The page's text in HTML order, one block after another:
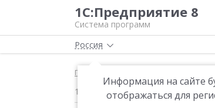
1С:Предприятие 8
Система программ
Россия
Информация на сайте
отображаться для
Главная Версия
19.11.2015